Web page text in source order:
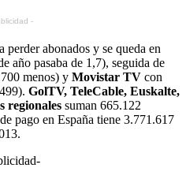
-
perder abonados y se queda en
año pasaba de 1,7), seguida de
menos) y Movistar TV con
GolTV, TeleCable, Euskalte,
regionales suman 665.122
pago en España tiene 3.771.617